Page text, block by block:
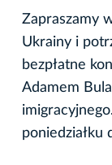
Zapraszamy
Ukrainy i
bezpłatne
Adamem
poniedziałku